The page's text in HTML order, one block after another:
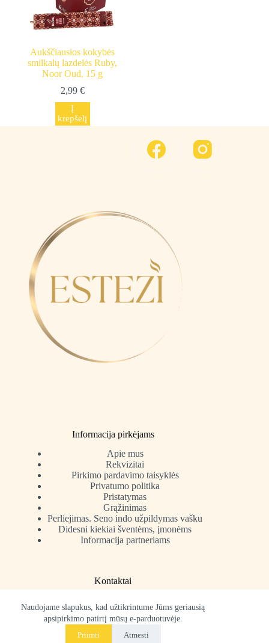
Naudojame slapukus, kad užtikrintume Jūms geriausią
apsipirkimo patirtį mūsų e-parduotuvėje.
Priimti
Atmesti
Aukščiausios kokybės
smilkalų lazdelės Ruby,
Noor Oud, 15 g
2,99 €
Į
krepšelį
Informacija pirkėjams
Apie mus
Rekvizitai
Pirkimo pardavimo taisyklės
Privatumo politika
Pristatymas
Grąžinimas
Perliejimas. Seno indo užpildymas vašku
Didesni kiekiai šventėms, įmonėms
Informacija partneriams
Kontaktai
El. paštas: info@estezi.lt
Reikia pagalbos ar turite klausimų?
Susisiekite: info@estezi.lt
Susisiekti